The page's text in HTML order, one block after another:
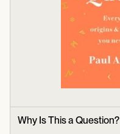
Why Is This a Question?